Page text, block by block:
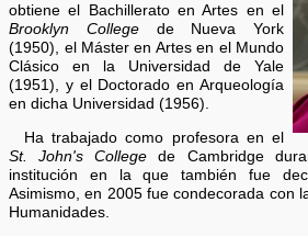
obtiene el Bachillerato en Artes en el
Brooklyn Collegede Nueva York
(1950), el Máster en Artes en el Mundo
Clásico en la Universidad de Yale
(1951), y el Doctorado en Arqueología
en dicha Universidad (1956).
Ha trabajado como profesora en el
St. John's College de Cambridge
institución en la que también fue
Asimismo, en 2005 fue condecorada con
Humanidades.